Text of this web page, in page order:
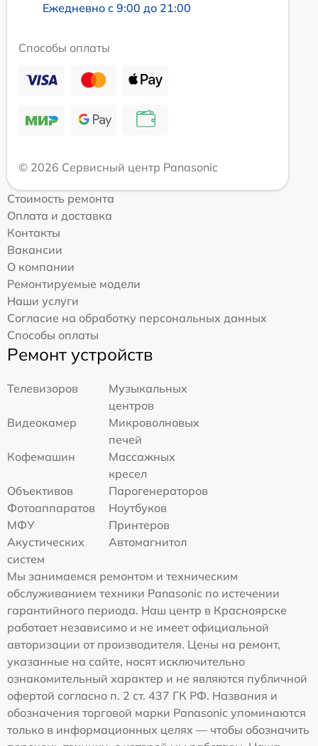
Ежедневно с 9:00 до 21:00
Способы оплаты
© 2026 Сервисный центр Panasonic
Стоимость ремонта
Оплата и доставка
Контакты
Вакансии
О компании
Ремонтируемые модели
Наши услуги
Согласие на обработку персональных данных
Способы оплаты
Ремонт устройств
Телевизоров
Музыкальных
центров
Видеокамер
Микроволновых
печей
Кофемашин
Массажных
кресел
Объективов
Парогенераторов
Фотоаппаратов
Ноутбуков
МФУ
Принтеров
Акустических
систем
Автомагнитол
Мы занимаемся ремонтом и техническим
обслуживанием техники Panasonic по истечении
гарантийного периода. Наш центр в Красноярске
работает независимо и не имеет официальной
авторизации от производителя. Цены на ремонт,
указанные на сайте, носят исключительно
ознакомительный характер и не являются публичной
офертой согласно п. 2 ст. 437 ГК РФ. Названия и
обозначения торговой марки Panasonic упоминаются
только в информационных целях — чтобы обозначить